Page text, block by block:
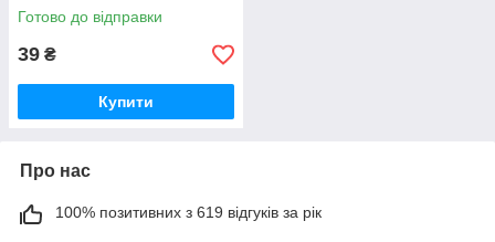
Готово до відправки
39 ₴
Купити
Про нас
100% позитивних з 619 відгуків за рік